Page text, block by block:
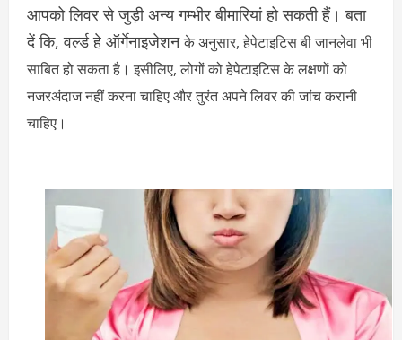
आपको लिवर से जुड़ी अन्य गम्भीर बीमारियां हो सकती हैं। बता
दें कि, वर्ल्ड हे ऑर्गेनाइजेशनके अनुसार, हेपेटाइटिस बी जानलेवा भी
साबित हो सकता है। इसीलिए, लोगों को हेपेटाइटिस के लक्षणों को
नजरअंदाज नहीं करना चाहिए और तुरंत अपने लिवर की जांच करानी
चाहिए।